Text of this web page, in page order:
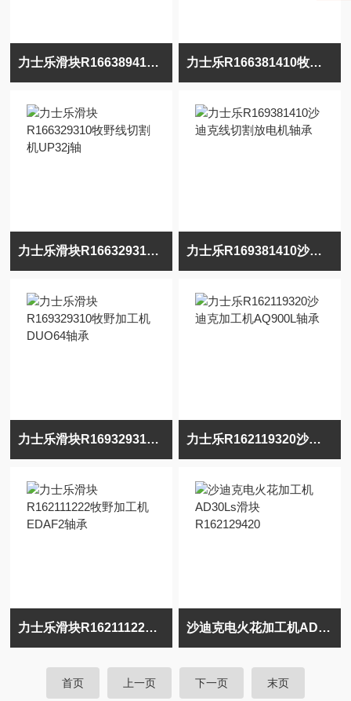
力士乐滑块R166389410牧野放电机UPJ-2轴承 力士乐R166381410牧野电火花机UPV-5滑块
力士乐滑块R166329310牧野线切割机UP32j轴 力士乐R169381410沙迪克线切割放电机轴承
力士乐滑块R169329310牧野加工机DUO64轴承 力士乐R162119320沙迪克加工机AQ900L轴承
力士乐滑块R162111222牧野加工机EDAF2轴承 沙迪克电火花加工机AD30Ls滑块R162129420
首页 上一页 下一页 末页